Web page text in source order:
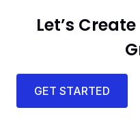
Let’s
GET STARTED